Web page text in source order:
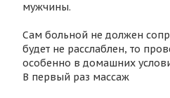
мужчины.
Сам больной не должен
будет не расслаблен, то
особенно в домашних
В первый раз массаж